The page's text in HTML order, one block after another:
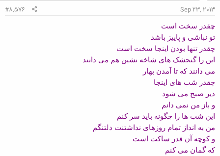
Sep 23, 2013
#8,576
چقدر سخت است
تو نباشی و پاییز باشد
چقدر تنها بودن اینجا سخت است
این را گنجشک های شاخه نشین هم می دانند
می دانند که تا آمدن بهار
چقدر شب های اینجا
دیر صبح می شود
و باز من نمی دانم
این شب ها را چگونه باید سر کنم
من به انداز تمام روزهای نداشتنت دلتنگم
و کوچه آن قدر ساکت است
که گمان می کنم